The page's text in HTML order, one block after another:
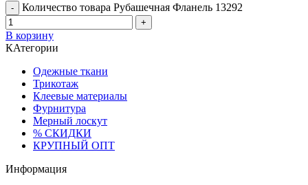
Количество товара Рубашечная Фланель 13292
В корзину
КАтегории
Одежные ткани
Трикотаж
Клеевые материалы
Фурнитура
Мерный лоскут
% СКИДКИ
КРУПНЫЙ ОПТ
Информация